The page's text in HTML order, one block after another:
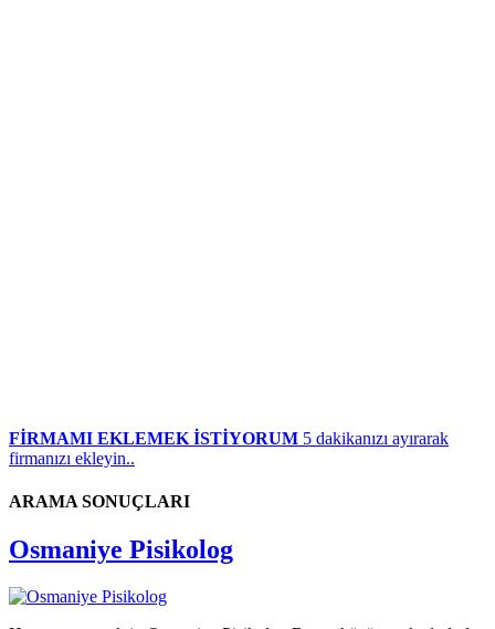
FİRMAMI EKLEMEK İSTİYORUM 5 dakikanızı ayırarak
firmanızı ekleyin..
ARAMA SONUÇLARI
Osmaniye Pisikolog